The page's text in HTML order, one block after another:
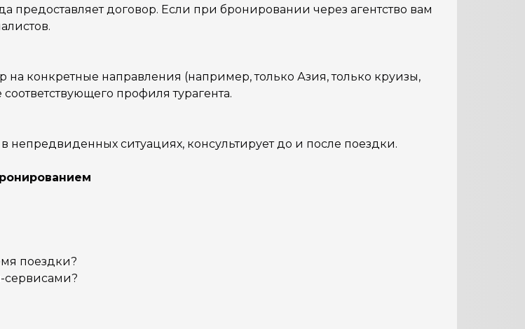
предоставляет договор. Если при бронировании через агентство вам
на конкретные направления (например, только Азия, только круизы,
профиля турагента.
непредвиденных ситуациях, консультирует до и после поездки.
поездки?
сервисами?